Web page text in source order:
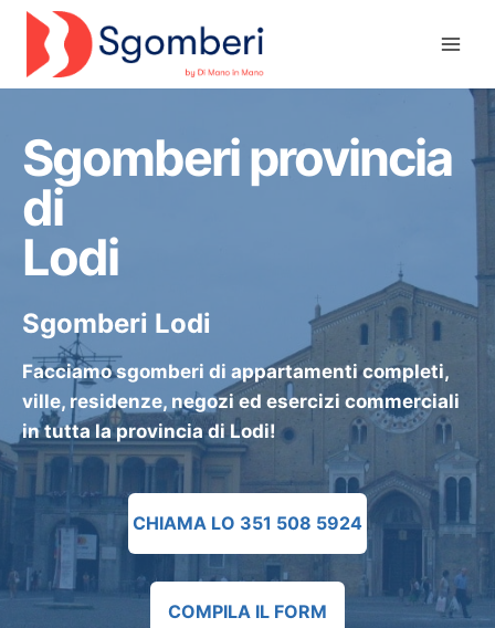
Salta
contenuto
Sgomberi provincia
di
Lodi
Sgomberi Lodi
Facciamo sgomberi di appartamenti completi,
ville, residenze, negozi ed esercizi commerciali
in tutta la provincia di Lodi!
CHIAMA LO 351 508 5924
COMPILA IL FORM